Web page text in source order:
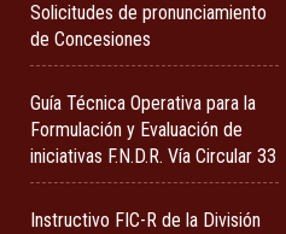
Solicitudes de pronunciamiento
de Concesiones
Guía Técnica Operativa para la
Formulación y Evaluación de
iniciativas F.N.D.R. Vía Circular 33
Instructivo FIC-R de la División